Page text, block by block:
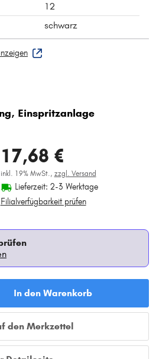
12
schwarz
Einspritzanlage
17,68 €
inkl. 19% MwSt., zzgl. Versand
Lieferzeit: 2-3 Werktage
Filialverfügbarkeit prüfen
In den Warenkorb
den Merkzettel